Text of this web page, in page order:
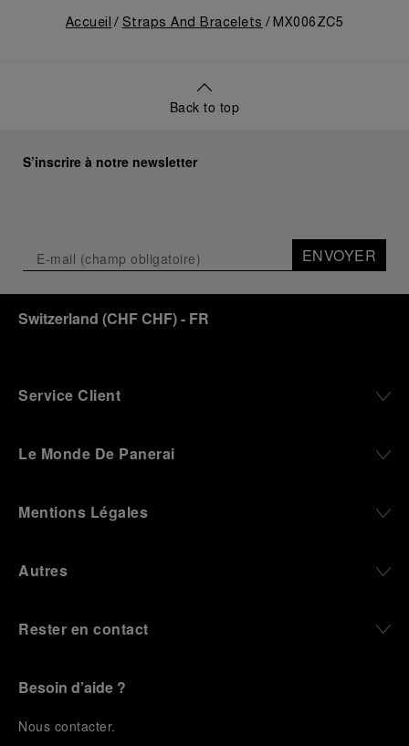
Accueil Straps And Bracelets MX006ZC5
Back to top
S’inscrire à notre newsletter
ENVOYER
Switzerland (CHF CHF)- FR
Service Client
Le Monde De Panerai
Mentions Légales
Autres
Rester en contact
Besoin d’aide ?
Nous contacter.